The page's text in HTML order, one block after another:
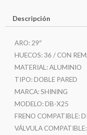
Descripción
ARO: 29″
HUECOS: 36 / CON
MATERIAL: ALUMINIO
TIPO: DOBLE PARED
MARCA: SHINING
MODELO: DB-X25
FRENO COMPATIBLE:
VÁLVULA